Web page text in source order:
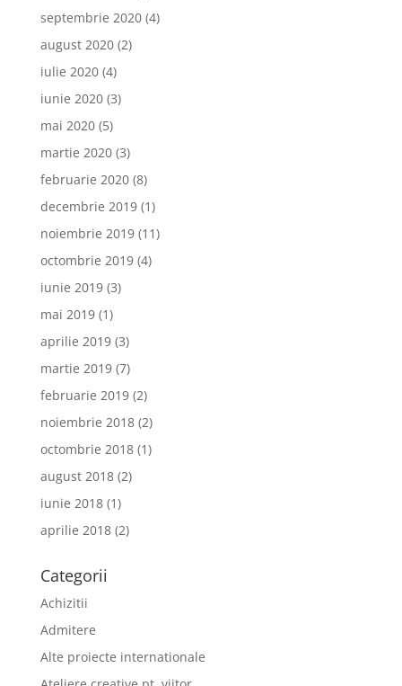
septembrie 2020(4)
august 2020(2)
iulie 2020(4)
iunie 2020(3)
mai 2020(5)
martie 2020(3)
februarie 2020(8)
decembrie 2019(1)
noiembrie 2019(11)
octombrie 2019(4)
iunie 2019(3)
mai 2019(1)
aprilie 2019(3)
martie 2019(7)
februarie 2019(2)
noiembrie 2018(2)
octombrie 2018(1)
august 2018(2)
iunie 2018(1)
aprilie 2018(2)
Categorii
Achizitii
Admitere
Alte proiecte internationale